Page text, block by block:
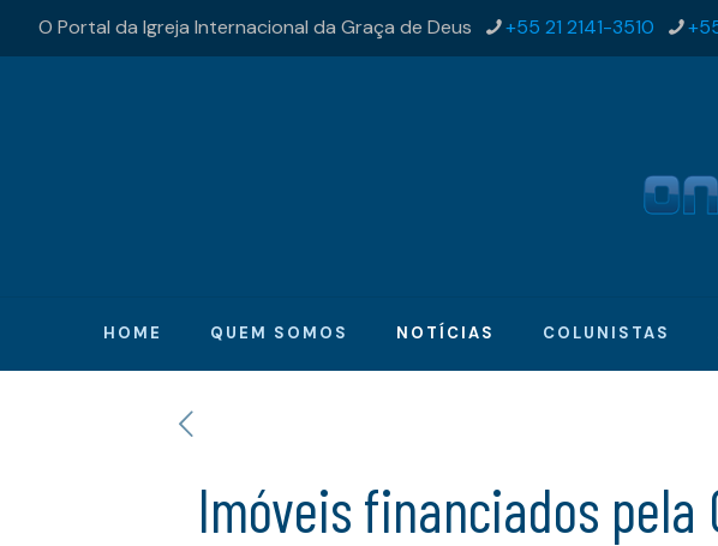
O Portal da Igreja Internacional da Graça de Deus +55 21 2141-3510
HOME QUEM SOMOS NOTÍCIAS COLUNISTAS
Imóveis financiados